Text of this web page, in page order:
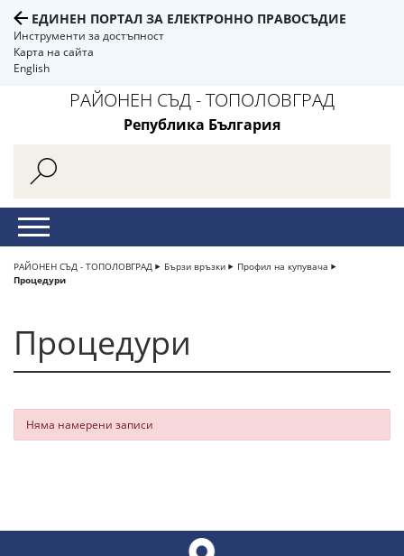
ЕДИНЕН ПОРТАЛ ЗА ЕЛЕКТРОННО ПРАВОСЪДИЕ
Инструменти за достъпност
Карта на сайта
English
РАЙОНЕН СЪД - ТОПОЛОВГРАД
Република България
РАЙОНЕН СЪД - ТОПОЛОВГРАД Бързи връзки
Профил на купувача
Процедури
Процедури
Няма намерени записи